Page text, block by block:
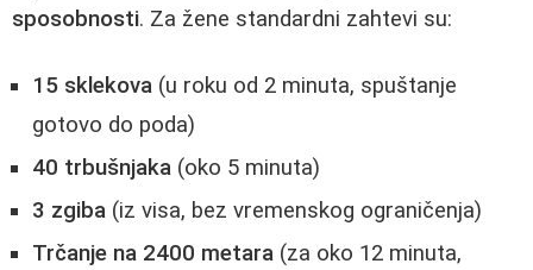
sposobnosti. Za žene standardni zahtevi su:
15 sklekova (u roku od 2 minuta, spuštanje
gotovo do poda)
40 trbušnjaka (oko 5 minuta)
3 zgiba (iz visa, bez vremenskog ograničenja)
Trčanje na 2400 metara (za oko 12 minuta,